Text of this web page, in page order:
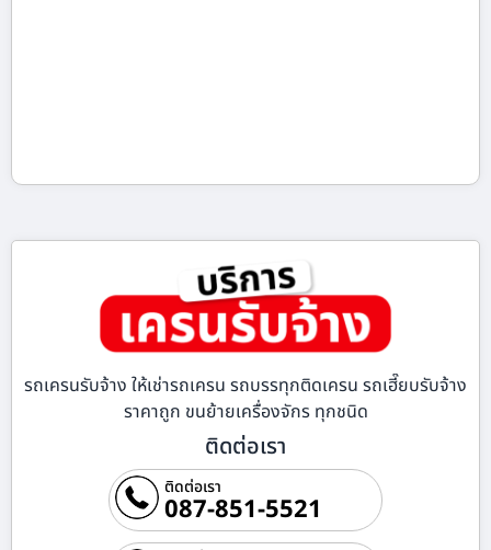
รถเครนรับจ้าง ให้เช่ารถเครน รถบรรทุกติดเครน รถเฮี๊ยบรับจ้าง
ราคาถูก ขนย้ายเครื่องจักร ทุกชนิด
ติดต่อเรา
ติดต่อเรา
087-851-5521